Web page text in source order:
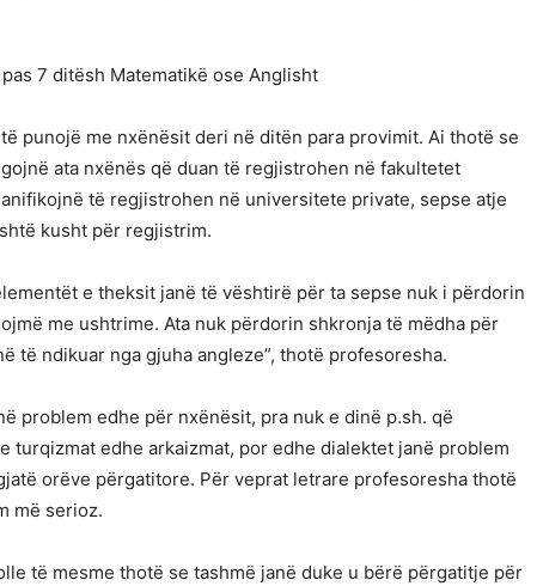
7 ditësh Matematikë ose Anglisht
punojë me nxënësit deri në ditën para provimit. Ai thotë se
ata nxënës që duan të regjistrohen në fakultetet
të regjistrohen në universitete private, sepse atje
kusht për regjistrim.
e theksit janë të vështirë për ta sepse nuk i përdorin
me ushtrime. Ata nuk përdorin shkronja të mëdha për
të ndikuar nga gjuha angleze”, thotë profesoresha.
problem edhe për nxënësit, pra nuk e dinë p.sh. që
turqizmat edhe arkaizmat, por edhe dialektet janë problem
orëve përgatitore. Për veprat letrare profesoresha thotë
më serioz.
të mesme thotë se tashmë janë duke u bërë përgatitje për